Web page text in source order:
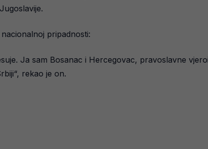
pripadnosti:
Ja sam Bosanac i Hercegovac, pravoslavne
rekao je on.